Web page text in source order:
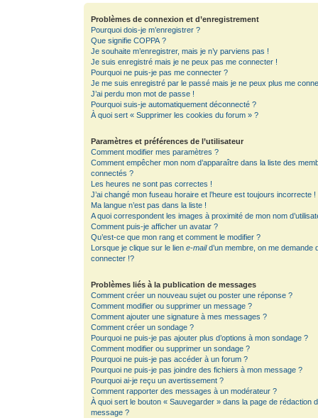
Problèmes de connexion et d’enregistrement
Pourquoi dois-je m’enregistrer ?
Que signifie COPPA ?
Je souhaite m’enregistrer, mais je n’y parviens pas !
Je suis enregistré mais je ne peux pas me connecter !
Pourquoi ne puis-je pas me connecter ?
Je me suis enregistré par le passé mais je ne peux plus me
J’ai perdu mon mot de passe !
Pourquoi suis-je automatiquement déconnecté ?
À quoi sert « Supprimer les cookies du forum » ?
Paramètres et préférences de l’utilisateur
Comment modifier mes paramètres ?
Comment empêcher mon nom d’apparaître dans la liste des
connectés ?
Les heures ne sont pas correctes !
J’ai changé mon fuseau horaire et l’heure est toujours incorrecte !
Ma langue n’est pas dans la liste !
A quoi correspondent les images à proximité de mon nom
Comment puis-je afficher un avatar ?
Qu’est-ce que mon rang et comment le modifier ?
Lorsque je clique sur le lien e-maild’un membre, on me demande
connecter !?
Problèmes liés à la publication de messages
Comment créer un nouveau sujet ou poster une réponse ?
Comment modifier ou supprimer un message ?
Comment ajouter une signature à mes messages ?
Comment créer un sondage ?
Pourquoi ne puis-je pas ajouter plus d’options à mon sondage ?
Comment modifier ou supprimer un sondage ?
Pourquoi ne puis-je pas accéder à un forum ?
Pourquoi ne puis-je pas joindre des fichiers à mon message ?
Pourquoi ai-je reçu un avertissement ?
Comment rapporter des messages à un modérateur ?
À quoi sert le bouton « Sauvegarder » dans la page de rédaction
message ?